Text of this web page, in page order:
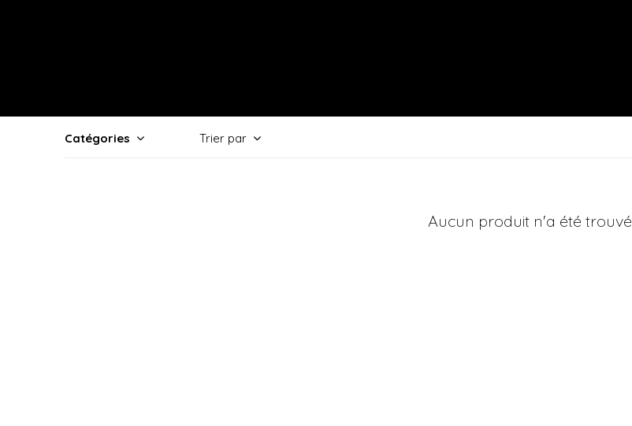
Catégories Trier par
Aucun produit n'a été trouvé